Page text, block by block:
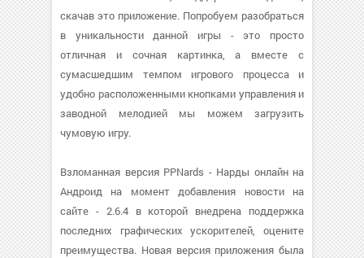
скачав это приложение. Попробуем разобраться
в уникальности данной игры - это просто
отличная и сочная картинка, а вместе с
сумасшедшим темпом игрового процесса и
удобно расположенными кнопками управления и
заводной мелодией мы можем загрузить
чумовую игру.
Взломанная версия PPNards - Нарды онлайн на
Андроид на момент добавления новости на
сайте - 2.6.4 в которой внедрена поддержка
последних графических ускорителей, оцените
преимущества. Новая версия приложения была